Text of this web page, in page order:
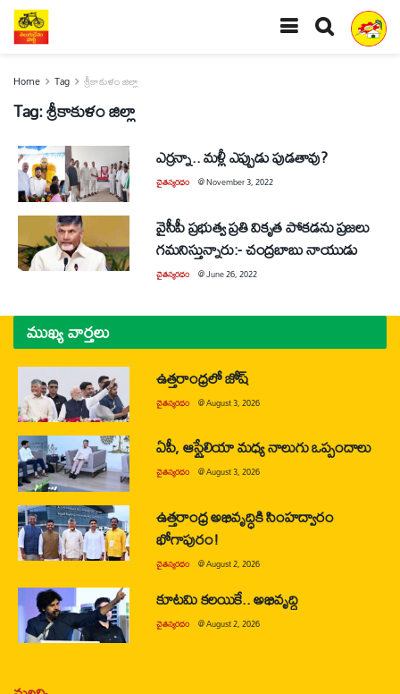
Home Tag శ్రీకాకుళం జిల్లా
Tag:శ్రీకాకుళం జిల్లా
ఎర్రన్నా.. మళ్లీ ఎప్పుడు పుడతావు?
చైతన్యరధం @November 3, 2022
వైసీపీ ప్రభుత్వ ప్రతి వికృత పోకడను ప్రజలు
గమనిస్తున్నారు:- చంద్రబాబు నాయుడు
చైతన్యరధం @June 26, 2022
ముఖ్య వార్తలు
ఉత్తరాంధ్రలో జోష్
చైతన్యరధం @August 3, 2026
ఏపీ, ఆస్ట్రేలియా మధ్య నాలుగు ఒప్పందాలు
చైతన్యరధం @August 3, 2026
ఉత్తరాంధ్ర అభివృద్ధికి సింహద్వారం
భోగాపురం!
చైతన్యరధం @August 2, 2026
కూటమి కలయికే.. అభివృద్ధి
చైతన్యరధం @August 2, 2026